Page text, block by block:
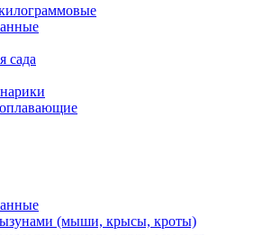
сада
(мыши, крысы, кроты)